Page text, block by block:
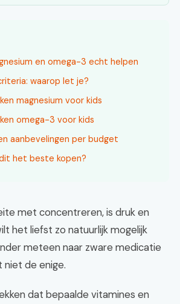
en omega-3 echt helpen
waarop let je?
magnesium voor kids
omega-3 voor kids
aanbevelingen per budget
het beste kopen?
met concentreren, is druk en
het liefst zo natuurlijk mogelijk
meteen naar zware medicatie
niet de enige.
dat bepaalde vitamines en